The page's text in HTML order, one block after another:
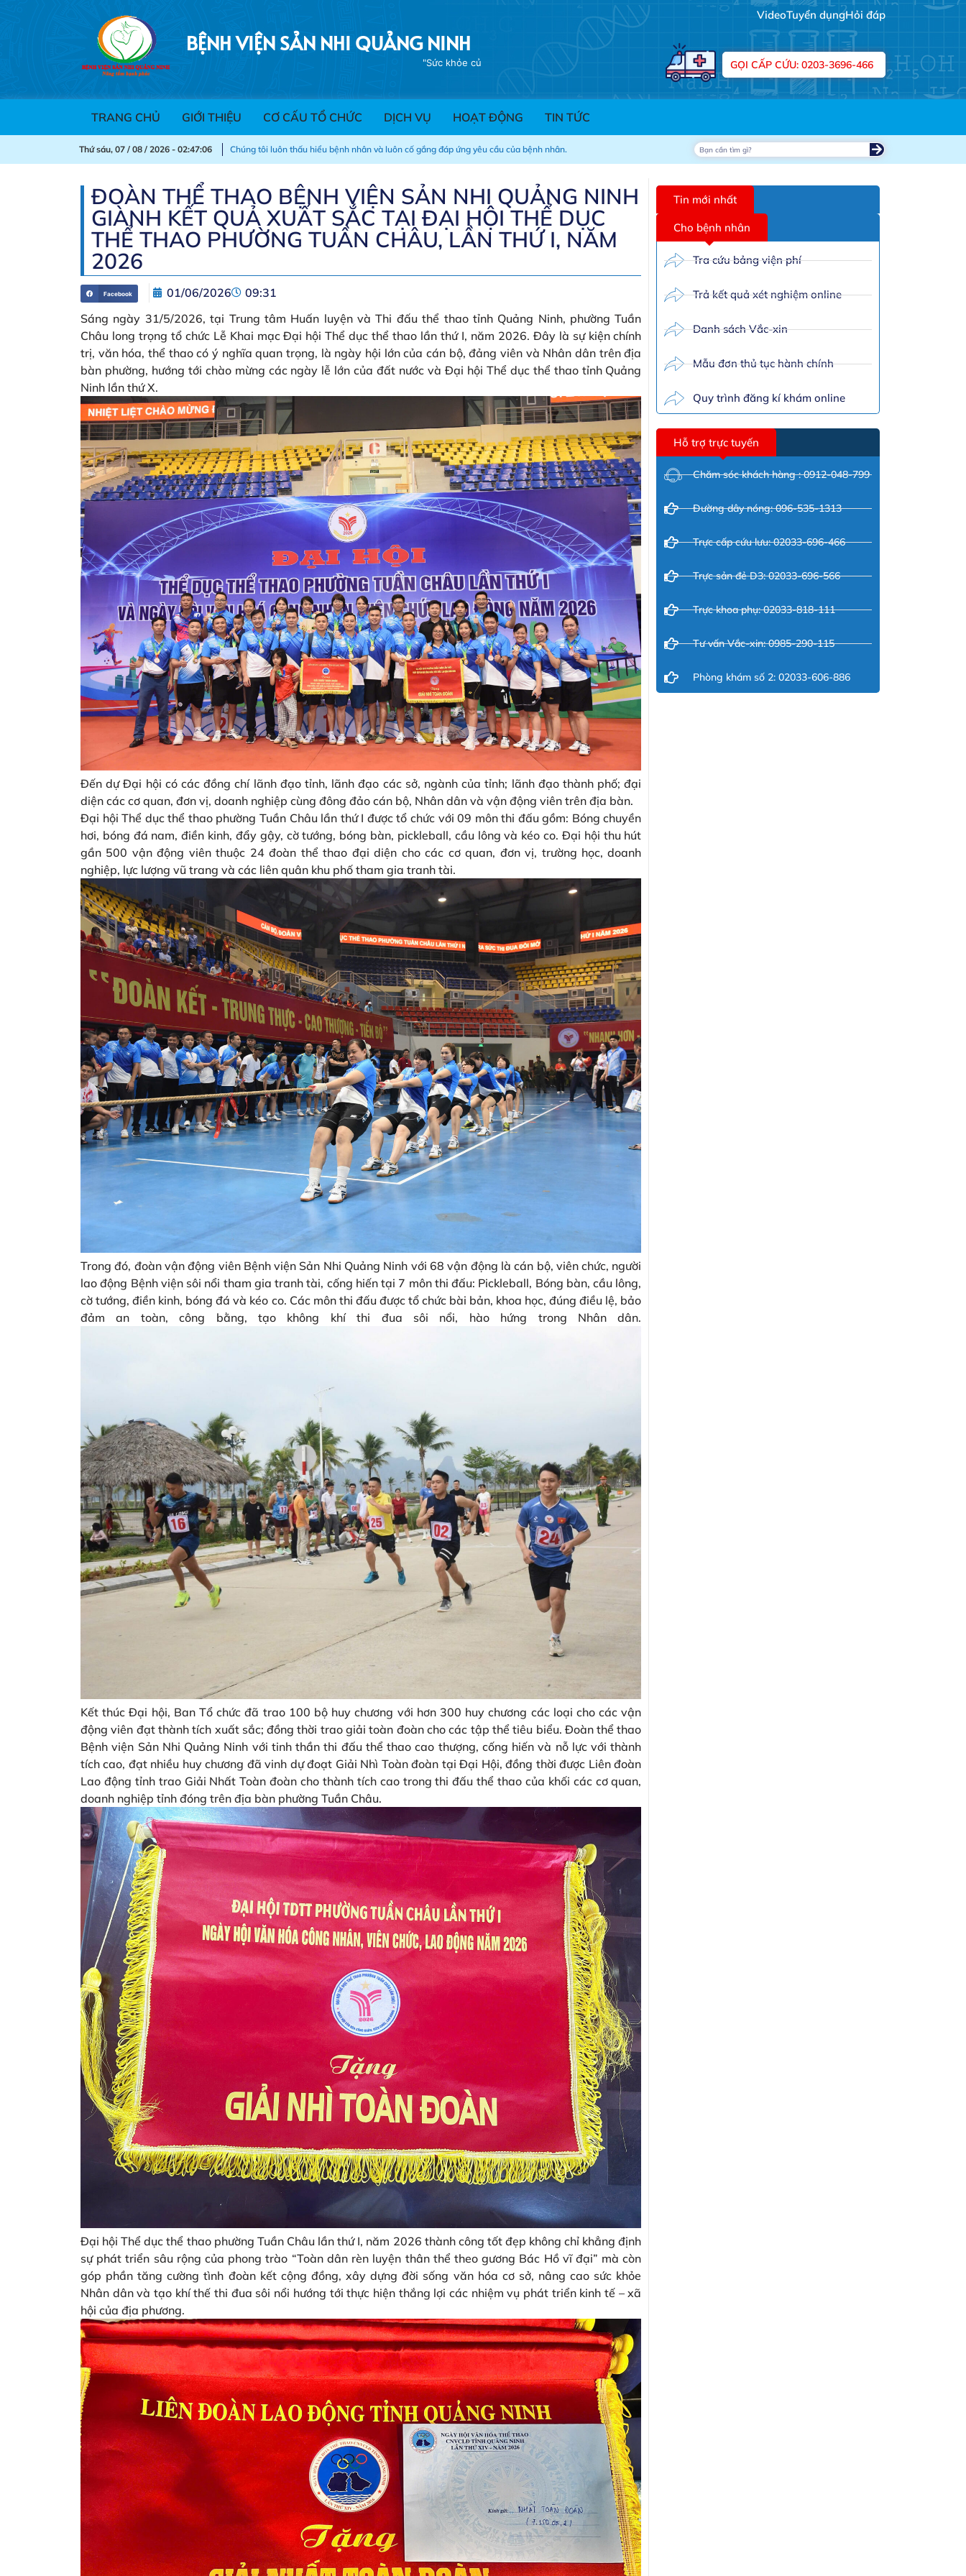
BỆNH VIỆN SẢN NHI QUẢNG NINH
"Sức khỏe của bạn- Trách nhiệm của chúng tôi !""
VideoTuyển dụngHỏi đáp
GỌI CẤP CỨU: 0203-3696-466
TRANG CHỦ GIỚI THIỆU CƠ CẤU TỔ CHỨC DỊCH VỤ HOẠT ĐỘNG TIN TỨC
Thứ sáu, 07 / 08 / 2026 - 02:47:08 Chúng tôi luôn thấu hiểu bệnh nhân và luôn cố gắng đáp ứng yêu cầu của bệnh nhân.
ĐOÀN THỂ THAO BỆNH VIỆN SẢN NHI QUẢNG NINH
GIÀNH KẾT QUẢ XUẤT SẮC TẠI ĐẠI HỘI THỂ DỤC
THỂ THAO PHƯỜNG TUẦN CHÂU, LẦN THỨ I, NĂM
2026
Facebook 01/06/2026
09:31
Sáng ngày 31/5/2026, tại Trung tâm Huấn luyện và Thi đấu thể thao tỉnh Quảng Ninh, phường Tuần
Châu long trọng tổ chức Lễ Khai mạc Đại hội Thể dục thể thao lần thứ I, năm 2026. Đây là sự kiện chính
trị, văn hóa, thể thao có ý nghĩa quan trọng, là ngày hội lớn của cán bộ, đảng viên và Nhân dân trên địa
bàn phường, hướng tới chào mừng các ngày lễ lớn của đất nước và Đại hội Thể dục thể thao tỉnh Quảng
Ninh lần thứ X.
Đến dự Đại hội có các đồng chí lãnh đạo tỉnh, lãnh đạo các sở, ngành của tỉnh; lãnh đạo thành phố; đại
diện các cơ quan, đơn vị, doanh nghiệp cùng đông đảo cán bộ, Nhân dân và vận động viên trên địa bàn.
Đại hội Thể dục thể thao phường Tuần Châu lần thứ I được tổ chức với 09 môn thi đấu gồm: Bóng chuyền
hơi, bóng đá nam, điền kinh, đẩy gậy, cờ tướng, bóng bàn, pickleball, cầu lông và kéo co. Đại hội thu hút
gần 500 vận động viên thuộc 24 đoàn thể thao đại diện cho các cơ quan, đơn vị, trường học, doanh
nghiệp, lực lượng vũ trang và các liên quân khu phố tham gia tranh tài.
Trong đó, đoàn vận động viên Bệnh viện Sản Nhi Quảng Ninh với 68 vận động là cán bộ, viên chức, người
lao động Bệnh viện sôi nổi tham gia tranh tài, cống hiến tại 7 môn thi đấu: Pickleball, Bóng bàn, cầu lông,
cờ tướng, điền kinh, bóng đá và kéo co. Các môn thi đấu được tổ chức bài bản, khoa học, đúng điều lệ, bảo
đảm an toàn, công bằng, tạo không khí thi đua sôi nổi, hào hứng trong Nhân dân.
Kết thúc Đại hội, Ban Tổ chức đã trao 100 bộ huy chương với hơn 300 huy chương các loại cho các vận
động viên đạt thành tích xuất sắc; đồng thời trao giải toàn đoàn cho các tập thể tiêu biểu. Đoàn thể thao
Bệnh viện Sản Nhi Quảng Ninh với tinh thần thi đấu thể thao cao thượng, cống hiến và nỗ lực với thành
tích cao, đạt nhiều huy chương đã vinh dự đoạt Giải Nhì Toàn đoàn tại Đại Hội, đồng thời được Liên đoàn
Lao động tỉnh trao Giải Nhất Toàn đoàn cho thành tích cao trong thi đấu thể thao của khối các cơ quan,
doanh nghiệp tỉnh đóng trên địa bàn phường Tuần Châu.
Đại hội Thể dục thể thao phường Tuần Châu lần thứ I, năm 2026 thành công tốt đẹp không chỉ khẳng định
sự phát triển sâu rộng của phong trào “Toàn dân rèn luyện thân thể theo gương Bác Hồ vĩ đại” mà còn
góp phần tăng cường tình đoàn kết cộng đồng, xây dựng đời sống văn hóa cơ sở, nâng cao sức khỏe
Nhân dân và tạo khí thế thi đua sôi nổi hướng tới thực hiện thắng lợi các nhiệm vụ phát triển kinh tế – xã
hội của địa phương.
Tin mới nhất
Cho bệnh nhân
Tra cứu bảng viện phí
Trả kết quả xét nghiệm online
Danh sách Vắc-xin
Mẫu đơn thủ tục hành chính
Quy trình đăng kí khám online
Hỗ trợ trực tuyến
Chăm sóc khách hàng : 0912-048-799
Đường dây nóng: 096-535-1313
Trực cấp cứu lưu: 02033-696-466
Trực sản đẻ D3: 02033-696-566
Trực khoa phụ: 02033-818-111
Tư vấn Vắc-xin: 0985-290-115
Phòng khám số 2: 02033-606-886